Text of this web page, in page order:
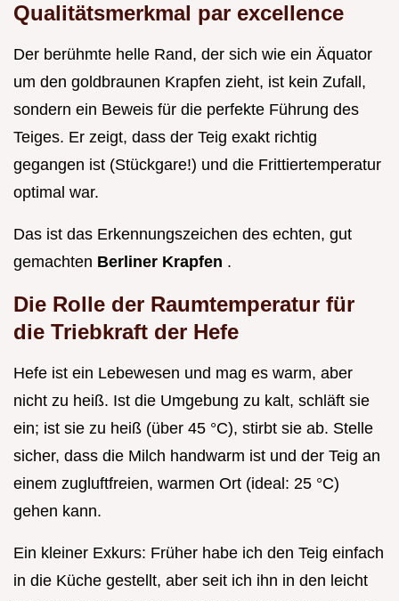
Qualitätsmerkmal par excellence
Der berühmte helle Rand, der sich wie ein Äquator
um den goldbraunen Krapfen zieht, ist kein Zufall,
sondern ein Beweis für die perfekte Führung des
Teiges. Er zeigt, dass der Teig exakt richtig
gegangen ist (Stückgare!) und die Frittiertemperatur
optimal war.
Das ist das Erkennungszeichen des echten, gut
gemachten Berliner Krapfen .
Die Rolle der Raumtemperatur für
die Triebkraft der Hefe
Hefe ist ein Lebewesen und mag es warm, aber
nicht zu heiß. Ist die Umgebung zu kalt, schläft sie
ein; ist sie zu heiß (über 45 °C), stirbt sie ab. Stelle
sicher, dass die Milch handwarm ist und der Teig an
einem zugluftfreien, warmen Ort (ideal: 25 °C)
gehen kann.
Ein kleiner Exkurs: Früher habe ich den Teig einfach
in die Küche gestellt, aber seit ich ihn in den leicht